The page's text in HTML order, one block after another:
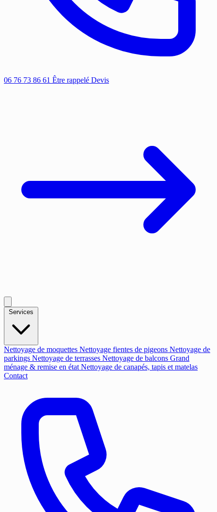
06 76 73 86 61 Être rappelé Devis
Nettoyage de moquettes Nettoyage fientes de pigeons Nettoyage de
parkings Nettoyage de terrasses Nettoyage de balcons Grand
ménage & remise en état Nettoyage de canapés, tapis et matelas
Contact